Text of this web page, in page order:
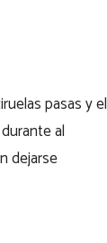
pasas y el
al
dejarse